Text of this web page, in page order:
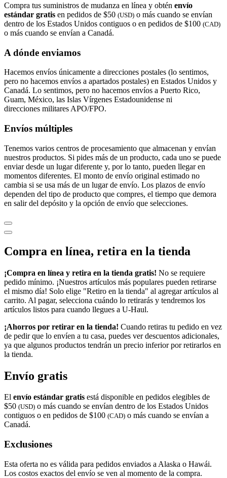
Compra tus suministros de mudanza en línea y obtén envío
estándar gratis en pedidos de $50 (USD) o más cuando se envían
dentro de los Estados Unidos contiguos o en pedidos de $100 (CAD)
o más cuando se envían a Canadá.
A dónde enviamos
Hacemos envíos únicamente a direcciones postales (lo sentimos,
pero no hacemos envíos a apartados postales) en Estados Unidos y
Canadá. Lo sentimos, pero no hacemos envíos a Puerto Rico,
Guam, México, las Islas Vírgenes Estadounidense ni
direcciones militares APO/FPO.
Envíos múltiples
Tenemos varios centros de procesamiento que almacenan y envían
nuestros productos. Si pides más de un producto, cada uno se puede
enviar desde un lugar diferente y, por lo tanto, pueden llegar en
momentos diferentes. El monto de envío original estimado no
cambia si se usa más de un lugar de envío. Los plazos de envío
dependen del tipo de producto que compres, el tiempo que demora
en salir del depósito y la opción de envío que selecciones.
Compra en línea, retira en la tienda
¡Compra en línea y retira en la tienda gratis! No se requiere
pedido mínimo. ¡Nuestros artículos más populares pueden retirarse
el mismo día! Solo elige "Retiro en la tienda" al agregar artículos al
carrito. Al pagar, selecciona cuándo lo retirarás y tendremos los
artículos listos para cuando llegues a U-Haul.
¡Ahorros por retirar en la tienda! Cuando retiras tu pedido en vez
de pedir que lo envíen a tu casa, puedes ver descuentos adicionales,
ya que algunos productos tendrán un precio inferior por retirarlos en
la tienda.
Envío gratis
El envío estándar gratis está disponible en pedidos elegibles de
$50 (USD) o más cuando se envían dentro de los Estados Unidos
contiguos o en pedidos de $100 (CAD) o más cuando se envían a
Canadá.
Exclusiones
Esta oferta no es válida para pedidos enviados a Alaska o Hawái.
Los costos exactos del envío se ven al momento de la compra.